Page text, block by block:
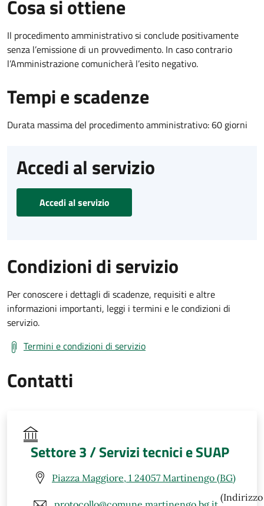
Cosa si ottiene
Il procedimento amministrativo si conclude positivamente
senza l’emissione di un provvedimento. In caso contrario
l’Amministrazione comunicherà l’esito negativo.
Tempi e scadenze
Durata massima del procedimento amministrativo: 60 giorni
Accedi al servizio
Accedi al servizio
Condizioni di servizio
Per conoscere i dettagli di scadenze, requisiti e altre
informazioni importanti, leggi i termini e le condizioni di
servizio.
Termini e condizioni di servizio
Contatti
Settore 3 / Servizi tecnici e SUAP
Piazza Maggiore, 1 24057 Martinengo (BG)
(Indirizzo